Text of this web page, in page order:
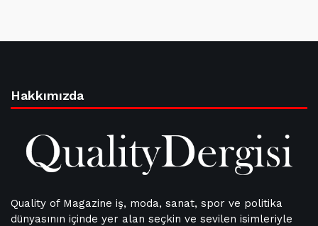
Hakkımızda
Quality of Magazine iş, moda, sanat, spor ve politika
dünyasının içinde yer alan seçkin ve sevilen isimleriyle